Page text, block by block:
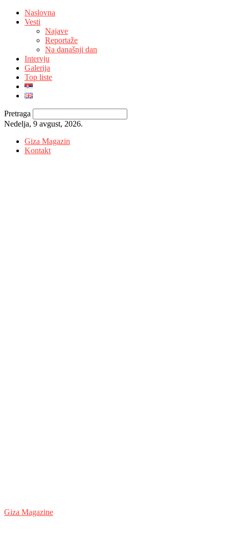
Naslovna
Vesti
Najave
Reportaže
Na današnji dan
Intervju
Galerija
Top liste
Pretraga
Nedelja, 9 avgust, 2026.
Giza Magazin
Kontakt
Giza Magazine